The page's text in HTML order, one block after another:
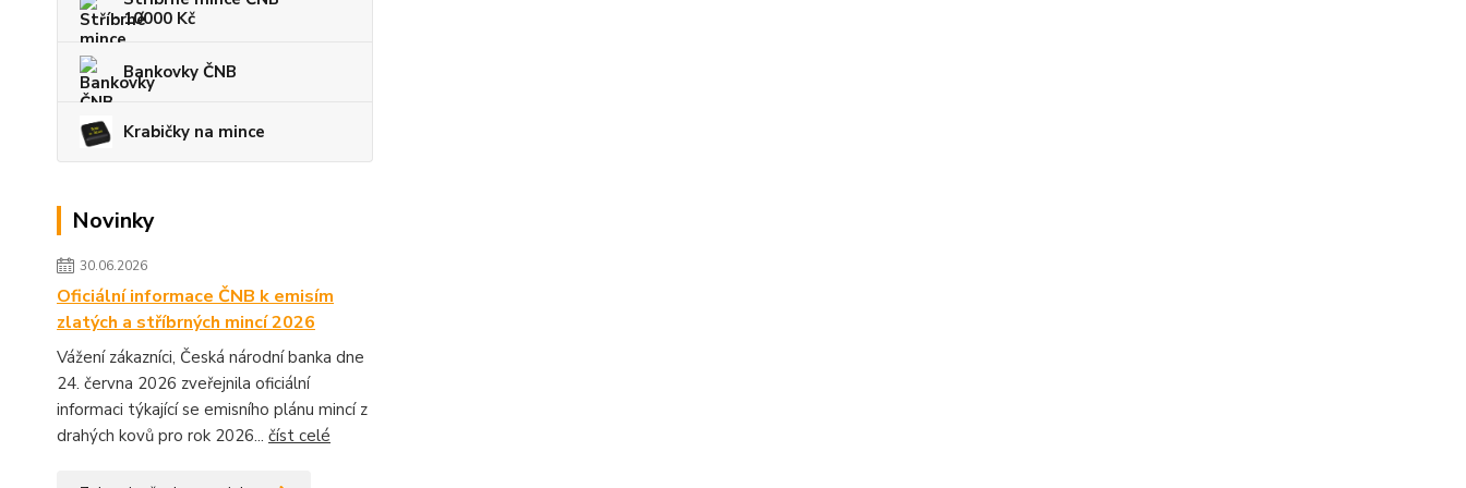
10000 Kč
Bankovky ČNB
Krabičky na mince
Novinky
30.06.2026
Oficiální informace ČNB k emisím
zlatých a stříbrných mincí 2026
Vážení zákazníci, Česká národní banka dne
24. června 2026 zveřejnila oficiální
informaci týkající se emisního plánu mincí z
drahých kovů pro rok 2026... číst celé